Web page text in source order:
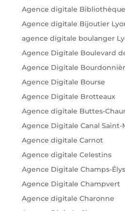
Agence digitale
Agence digitale Bijoutier
agence digitale boulanger
Agence Digitale Boulevard
Agence Digitale
Agence Digitale Bourse
Agence Digitale Brotteaux
Agence digitale Buttes-
Agence Digitale Canal Saint-
Agence digitale Carnot
Agence digitale Celestins
Agence Digitale Champs-
Agence Digitale Champvert
Agence digitale Charonne